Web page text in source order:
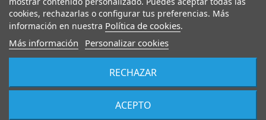
cookies, rechazarlas o configurar tus preferencias. Más
información en nuestra Política de cookies.
Más información Personalizar cookies
RECHAZAR
ACEPTO